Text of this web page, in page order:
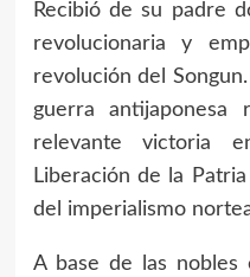
Recibió de su padre
revolucionaria y
revolución del
guerra
relevante victoria
Liberación de la
del imperialismo
A base de las nobles